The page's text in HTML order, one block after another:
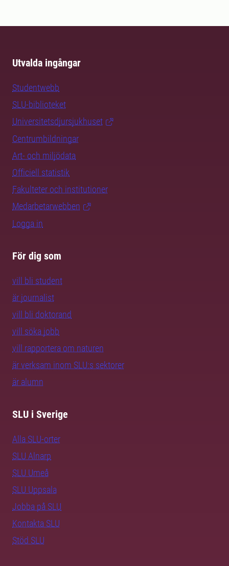
Utvalda ingångar
Studentwebb
SLU-biblioteket
Universitetsdjursjukhuset
Centrumbildningar
Art- och miljödata
Officiell statistik
Fakulteter och institutioner
Medarbetarwebben
Logga in
För dig som
vill bli student
är journalist
vill bli doktorand
vill söka jobb
vill rapportera om naturen
är verksam inom SLU:s sektorer
är alumn
SLU i Sverige
Alla SLU-orter
SLU Alnarp
SLU Umeå
SLU Uppsala
Jobba på SLU
Kontakta SLU
Stöd SLU